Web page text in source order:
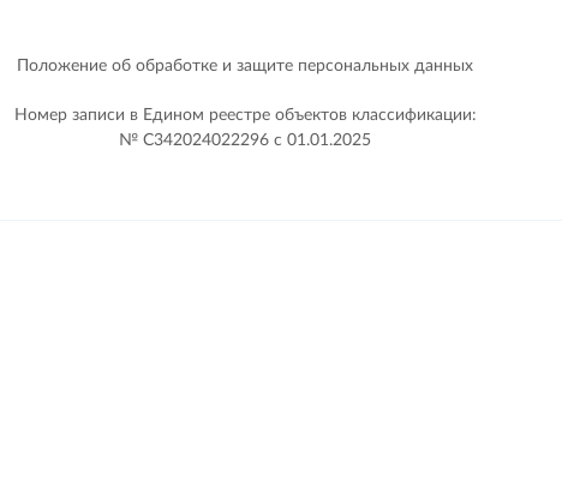
Положение об обработке и защите персональных данных
Номер записи в Едином реестре объектов классификации:
№ С342024022296 c 01.01.2025